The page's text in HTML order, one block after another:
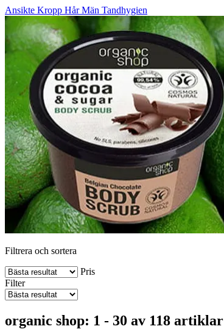
Ansikte Kropp Hår Män Tandhygien
Filtrera och sortera
Pris
Filter
organic shop: 1 - 30 av 118 artiklar